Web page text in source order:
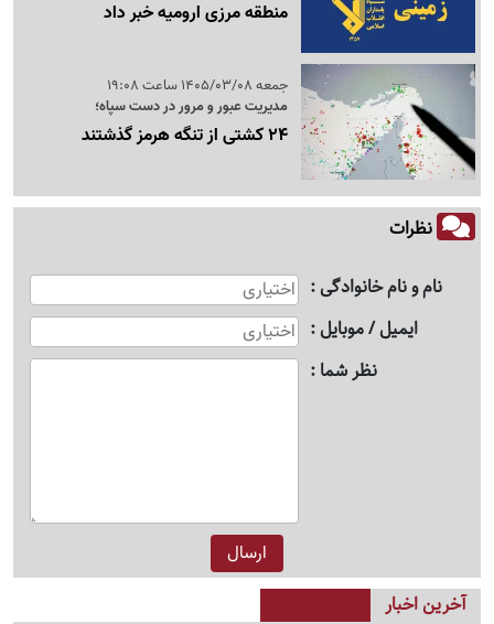
منطقه مرزی ارومیه خبر داد
جمعه 1405/03/08 ساعت 19:08
مدیریت عبور و مرور در دست سپاه؛
24 کشتی از تنگه هرمز گذشتند
نظرات
نام و نام خانوادگی
ایمیل / موبایل
نظر شما
آخرین اخبار